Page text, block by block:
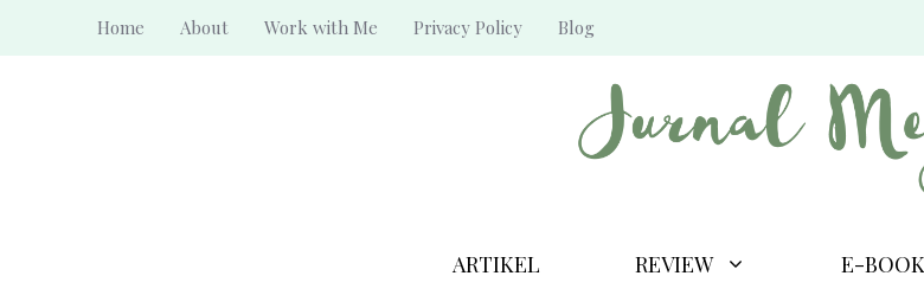
Home About Work with Me Privacy Policy Blog
ARTIKEL REVIEW E-BOOK